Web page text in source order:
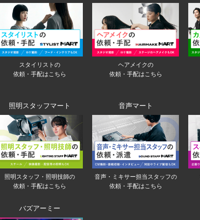
スタイリストの
依頼・手配はこちら
ヘアメイクの
依頼・手配はこちら
照明スタッフマート
照明スタッフ・照明技師の
依頼・手配はこちら
音声マート
音声・ミキサー担当スタッフの
依頼・手配はこちら
バズアーミー